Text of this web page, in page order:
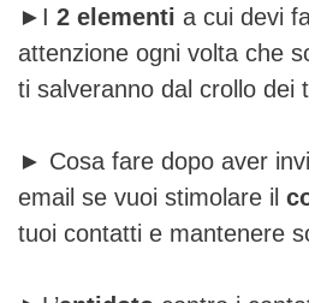
►I 2 elementi a cui devi
attenzione ogni volta che
ti salveranno dal crollo dei
► Cosa fare dopo aver
email se vuoi stimolare il
tuoi contatti e mantenere